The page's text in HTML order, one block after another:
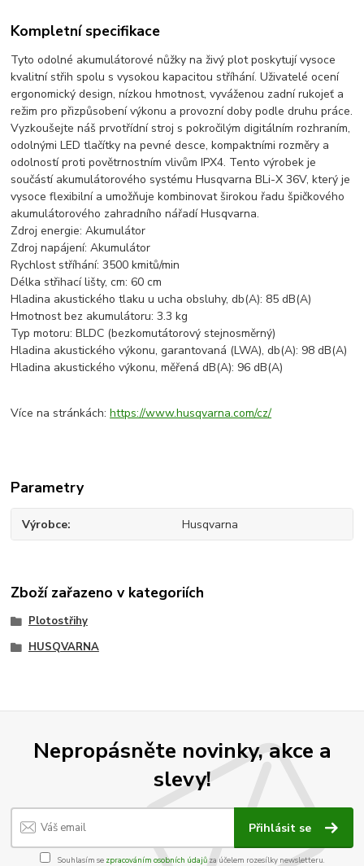
Kompletní specifikace
Tyto odolné akumulátorové nůžky na živý plot poskytují vysoce
kvalitní střih spolu s vysokou kapacitou stříhání. Uživatelé ocení
ergonomický design, nízkou hmotnost, vyváženou zadní rukojeť a
režim pro přizpůsobení výkonu a provozní doby podle druhu práce.
Vyzkoušejte náš prvotřídní stroj s pokročilým digitálním rozhraním,
odolnými LED tlačítky na pevné desce, kompaktními rozměry a
odolností proti povětrnostním vlivům IPX4. Tento výrobek je
součástí akumulátorového systému Husqvarna BLi-X 36V, který je
vysoce flexibilní a umožňuje kombinovat širokou řadu špičkového
akumulátorového zahradního nářadí Husqvarna.
Zdroj energie: Akumulátor
Zdroj napájení: Akumulátor
Rychlost stříhání: 3500 kmitů/min
Délka střihací lišty, cm: 60 cm
Hladina akustického tlaku u ucha obsluhy, db(A): 85 dB(A)
Hmotnost bez akumulátoru: 3.3 kg
Typ motoru: BLDC (bezkomutátorový stejnosměrný)
Hladina akustického výkonu, garantovaná (LWA), db(A): 98 dB(A)
Hladina akustického výkonu, měřená dB(A): 96 dB(A)
Více na stránkách:https://www.husqvarna.com/cz/
Parametry
Výrobce Husqvarna
Zboží zařazeno v kategoriích
Plotostřihy
HUSQVARNA
Nepropásněte novinky, akce a
slevy!
Přihlásit se
Souhlasím se zpracováním osobních údajůza účelem rozesílky newsletteru.